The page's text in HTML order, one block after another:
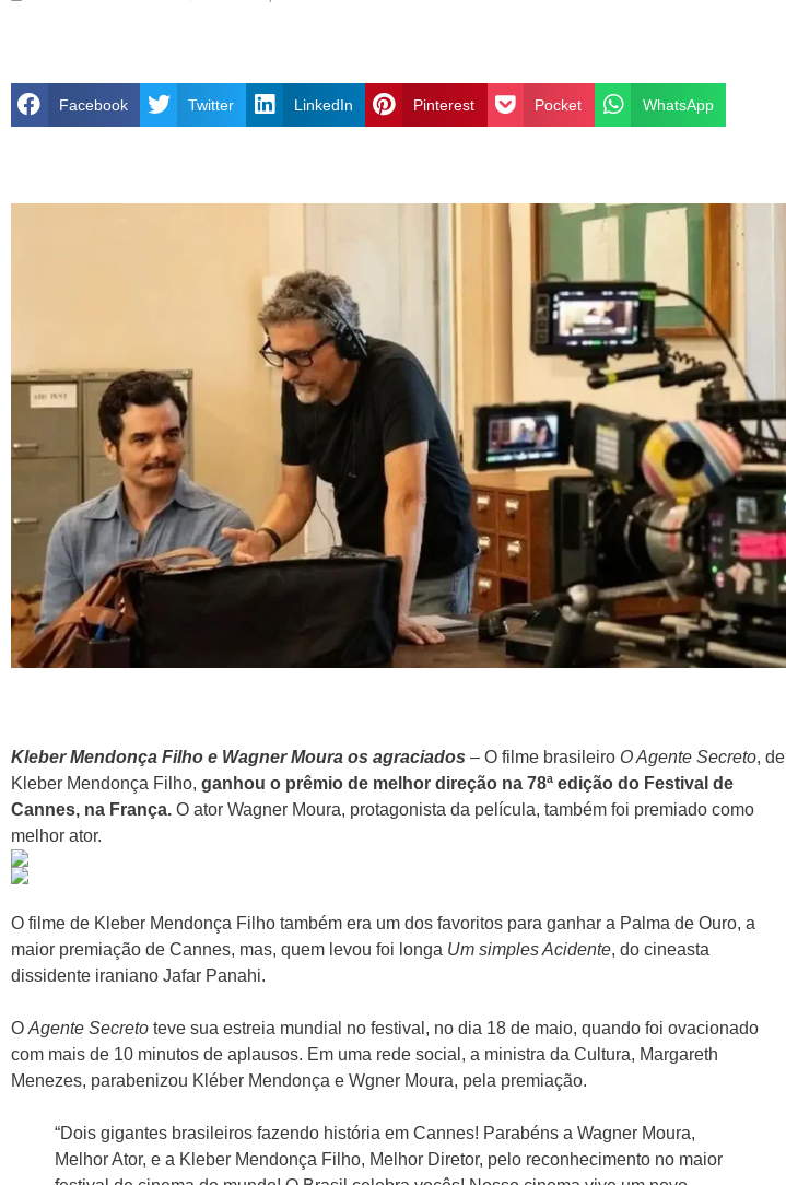
Facebook Twitter LinkedIn Pinterest Pocket WhatsApp
Kleber Mendonça Filho e Wagner Moura os agraciados – O filme brasileiro O Agente Secreto, de
Kleber Mendonça Filho, ganhou o prêmio de melhor direção na 78ª edição do Festival de
Cannes, na França. O ator Wagner Moura, protagonista da película, também foi premiado como
melhor ator.
O filme de Kleber Mendonça Filho também era um dos favoritos para ganhar a Palma de Ouro, a
maior premiação de Cannes, mas, quem levou foi longa Um simples Acidente, do cineasta
dissidente iraniano Jafar Panahi.
O Agente Secreto teve sua estreia mundial no festival, no dia 18 de maio, quando foi ovacionado
com mais de 10 minutos de aplausos. Em uma rede social, a ministra da Cultura, Margareth
Menezes, parabenizou Kléber Mendonça e Wgner Moura, pela premiação.
“Dois gigantes brasileiros fazendo história em Cannes! Parabéns a Wagner Moura,
Melhor Ator, e a Kleber Mendonça Filho, Melhor Diretor, pelo reconhecimento no maior